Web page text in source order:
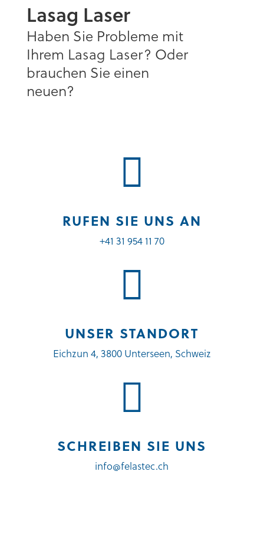
Lasag Laser
Haben Sie Probleme mit
Ihrem Lasag Laser? Oder
brauchen Sie einen
neuen?

RUFEN SIE UNS AN
+41 31 954 11 70

UNSER STANDORT
Eichzun 4, 3800 Unterseen, Schweiz

SCHREIBEN SIE UNS
info@felastec.ch